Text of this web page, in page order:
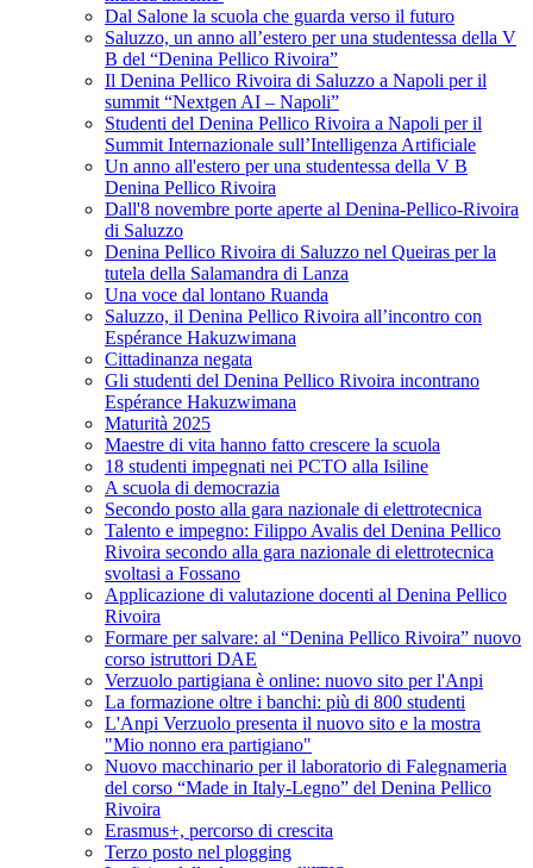
Dal Salone la scuola che guarda verso il futuro
Saluzzo, un anno all’estero per una studentessa della V
B del “Denina Pellico Rivoira”
Il Denina Pellico Rivoira di Saluzzo a Napoli per il
summit “Nextgen AI – Napoli”
Studenti del Denina Pellico Rivoira a Napoli per il
Summit Internazionale sull’Intelligenza Artificiale
Un anno all'estero per una studentessa della V B
Denina Pellico Rivoira
Dall'8 novembre porte aperte al Denina-Pellico-Rivoira
di Saluzzo
Denina Pellico Rivoira di Saluzzo nel Queiras per la
tutela della Salamandra di Lanza
Una voce dal lontano Ruanda
Saluzzo, il Denina Pellico Rivoira all’incontro con
Espérance Hakuzwimana
Cittadinanza negata
Gli studenti del Denina Pellico Rivoira incontrano
Espérance Hakuzwimana
Maturità 2025
Maestre di vita hanno fatto crescere la scuola
18 studenti impegnati nei PCTO alla Isiline
A scuola di democrazia
Secondo posto alla gara nazionale di elettrotecnica
Talento e impegno: Filippo Avalis del Denina Pellico
Rivoira secondo alla gara nazionale di elettrotecnica
svoltasi a Fossano
Applicazione di valutazione docenti al Denina Pellico
Rivoira
Formare per salvare: al “Denina Pellico Rivoira” nuovo
corso istruttori DAE
Verzuolo partigiana è online: nuovo sito per l'Anpi
La formazione oltre i banchi: più di 800 studenti
L'Anpi Verzuolo presenta il nuovo sito e la mostra
"Mio nonno era partigiano"
Nuovo macchinario per il laboratorio di Falegnameria
del corso “Made in Italy-Legno” del Denina Pellico
Rivoira
Erasmus+, percorso di crescita
Terzo posto nel plogging